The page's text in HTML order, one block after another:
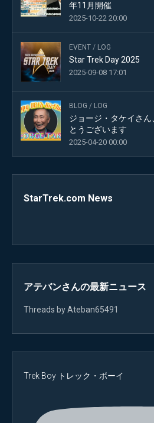
年11月開催
2025-10-22 20:00
EVENT / LOG
Star Trek Day 2025
2025-09-08 17:01
BLOG / LOG
ジョージ・タケイさ
とうございます
2025-04-20 00:00
StarTrek.com News
アテバンさんの最新ニュース
Threads by Ateban65491
Trek Boy トレック・ボーイ